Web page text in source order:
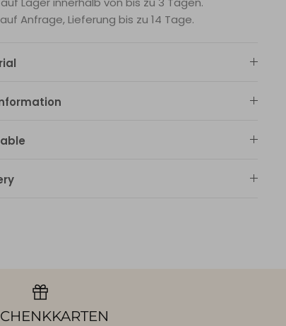
Anfrage, Lieferung bis zu 14 Tage.